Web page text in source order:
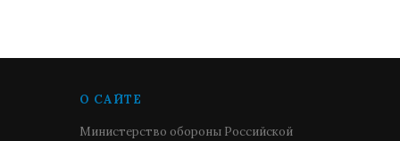
О САЙТЕ
Министерство обороны Российской